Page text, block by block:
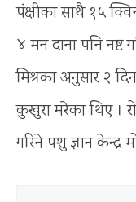
पंक्षीका साथै १५
४ मन दाना पनि
मिश्रका अनुसार २
कुखुरा मरेका थिए ।
गरिने पशु ज्ञान